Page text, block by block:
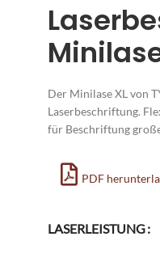
Der Minilase XL von
Laserbeschriftung.
für Beschriftung
PDF
LASERLEISTUNG